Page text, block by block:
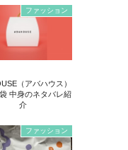
ファッション
（アバハウス）
中身のネタバレ紹
介
ファッション